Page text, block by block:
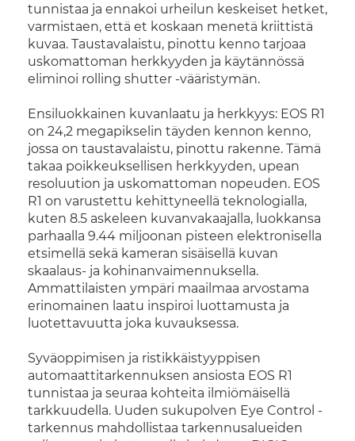
tunnistaa ja ennakoi urheilun keskeiset hetket,
varmistaen, että et koskaan menetä kriittistä
kuvaa. Taustavalaistu, pinottu kenno tarjoaa
uskomattoman herkkyyden ja käytännössä
eliminoi rolling shutter -vääristymän.
Ensiluokkainen kuvanlaatu ja herkkyys: EOS R1
on 24,2 megapikselin täyden kennon kenno,
jossa on taustavalaistu, pinottu rakenne. Tämä
takaa poikkeuksellisen herkkyyden, upean
resoluution ja uskomattoman nopeuden. EOS
R1 on varustettu kehittyneellä teknologialla,
kuten 8.5 askeleen kuvanvakaajalla, luokkansa
parhaalla 9.44 miljoonan pisteen elektronisella
etsimellä sekä kameran sisäisellä kuvan
skaalaus- ja kohinanvaimennuksella.
Ammattilaisten ympäri maailmaa arvostama
erinomainen laatu inspiroi luottamusta ja
luotettavuutta joka kuvauksessa.
Syväoppimisen ja ristikkäistyyppisen
automaattitarkennuksen ansiosta EOS R1
tunnistaa ja seuraa kohteita ilmiömäisellä
tarkkuudella. Uuden sukupolven Eye Control -
tarkennus mahdollistaa tarkennusalueiden